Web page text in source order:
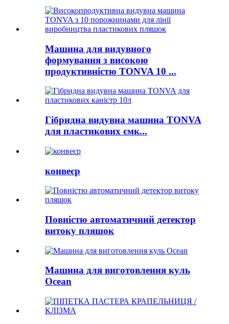
Машина для видувного
формування з високою
продуктивністю TONVA 10 ...
Гібридна видувна машина TONVA
для пластикових ємк...
конвеєр
Повністю автоматичний детектор
витоку пляшок
Машина для виготовлення куль
Ocean